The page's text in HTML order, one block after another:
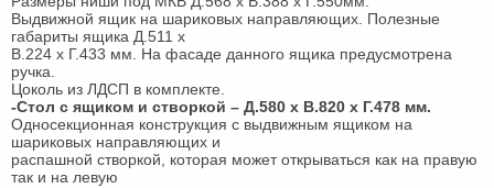
Выдвижной ящик на шариковых направляющих. Полезные
габариты ящика Д.511 х
В.224 х Г.433 мм. На фасаде данного ящика предусмотрена
ручка.
Цоколь из ЛДСП в комплекте.
-Стол с ящиком и створкой – Д.580 х В.820 х Г.478 мм.
Односекционная конструкция с выдвижным ящиком на
шариковых направляющих и
распашной створкой, которая может открываться как на правую
так и на левую